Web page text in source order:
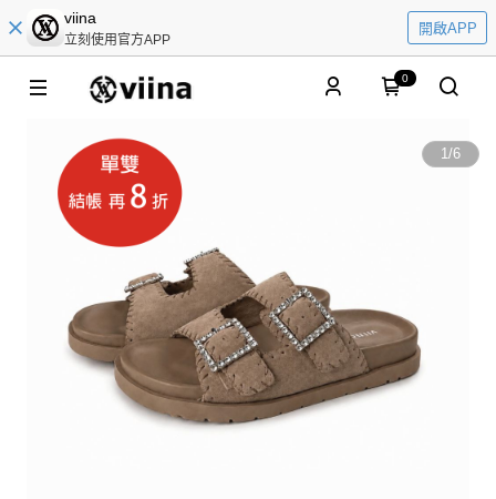
viina
立刻使用官方APP
開啟APP
0
1/6